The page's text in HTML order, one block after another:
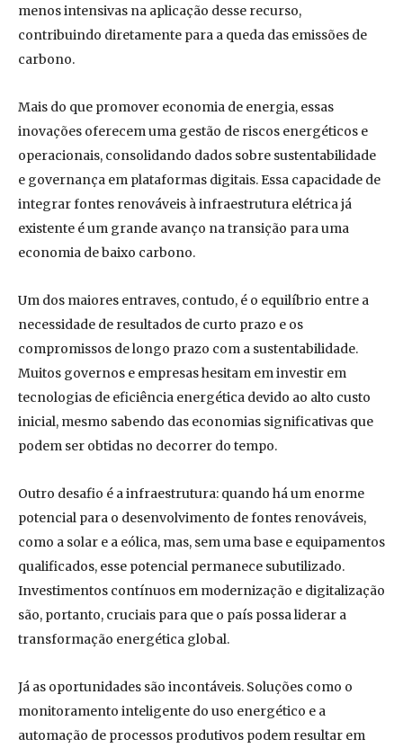
menos intensivas na aplicação desse recurso,
contribuindo diretamente para a queda das emissões de
carbono.
Mais do que promover economia de energia, essas
inovações oferecem uma gestão de riscos energéticos e
operacionais, consolidando dados sobre sustentabilidade
e governança em plataformas digitais. Essa capacidade de
integrar fontes renováveis à infraestrutura elétrica já
existente é um grande avanço na transição para uma
economia de baixo carbono.
Um dos maiores entraves, contudo, é o equilíbrio entre a
necessidade de resultados de curto prazo e os
compromissos de longo prazo com a sustentabilidade.
Muitos governos e empresas hesitam em investir em
tecnologias de eficiência energética devido ao alto custo
inicial, mesmo sabendo das economias significativas que
podem ser obtidas no decorrer do tempo.
Outro desafio é a infraestrutura: quando há um enorme
potencial para o desenvolvimento de fontes renováveis,
como a solar e a eólica, mas, sem uma base e equipamentos
qualificados, esse potencial permanece subutilizado.
Investimentos contínuos em modernização e digitalização
são, portanto, cruciais para que o país possa liderar a
transformação energética global.
Já as oportunidades são incontáveis. Soluções como o
monitoramento inteligente do uso energético e a
automação de processos produtivos podem resultar em